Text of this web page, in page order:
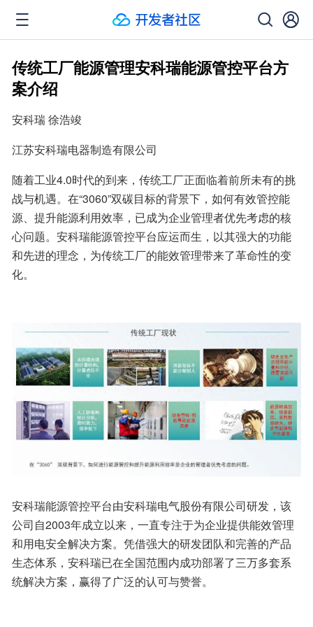
传统工厂能源管理安科瑞能源管控平台方
案介绍
安科瑞 徐浩竣
江苏安科瑞电器制造有限公司
随着工业4.0时代的到来，传统工厂正面临着前所未有的挑
战与机遇。在“3060”双碳目标的背景下，如何有效管控能
源、提升能源利用效率，已成为企业管理者优先考虑的核
心问题。安科瑞能源管控平台应运而生，以其强大的功能
和先进的理念，为传统工厂的能效管理带来了革命性的变
化。
安科瑞能源管控平台由安科瑞电气股份有限公司研发，该
公司自2003年成立以来，一直专注于为企业提供能效管理
和用电安全解决方案。凭借强大的研发团队和完善的产品
生态体系，安科瑞已在全国范围内成功部署了三万多套系
统解决方案，赢得了广泛的认可与赞誉。